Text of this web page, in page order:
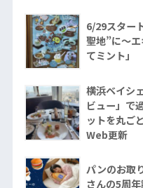
6/29スター
聖地”に〜
てミント」
横浜ベイシ
ビュー」で
ットを丸ご
Web更新
パンのお取
さんの5周